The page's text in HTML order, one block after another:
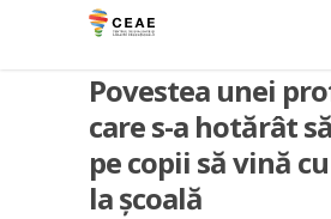
Povestea unei
care s-a hotărât
pe copii să vină
la școală